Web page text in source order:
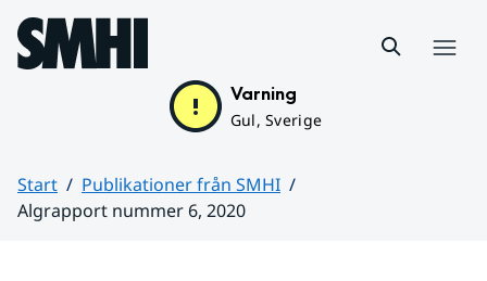
Hoppa till sidans innehåll
Varning
Gul, Sverige
Start
Publikationer från SMHI
Algrapport nummer 6, 2020